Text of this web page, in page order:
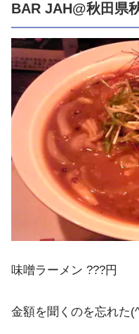
BAR JAH@秋田県
味噌ラーメン ???円
金額を聞くのを忘れた